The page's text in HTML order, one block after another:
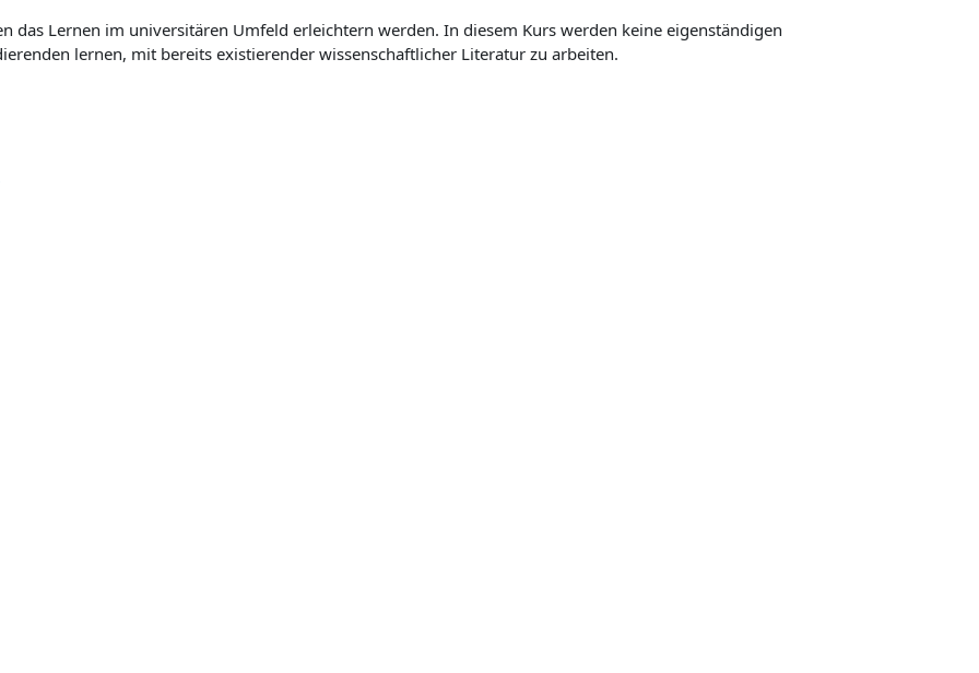
das Lernen im universitären Umfeld erleichtern werden. In diesem Kurs werden keine eigenständigen
lernen, mit bereits existierender wissenschaftlicher Literatur zu arbeiten.